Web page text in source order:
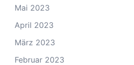
Mai 2023
April 2023
März 2023
Februar 2023